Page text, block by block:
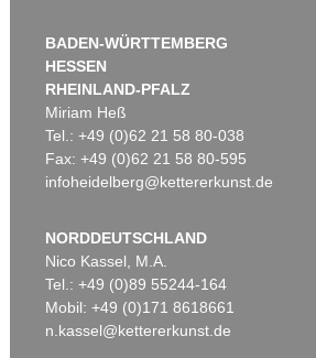
BADEN-WÜRTTEMBERG
HESSEN
RHEINLAND-PFALZ
Miriam Heß
Tel.: +49 (0)62 21 58 80-038
Fax: +49 (0)62 21 58 80-595
infoheidelberg@kettererkunst.de
NORDDEUTSCHLAND
Nico Kassel, M.A.
Tel.: +49 (0)89 55244-164
Mobil: +49 (0)171 8618661
n.kassel@kettererkunst.de